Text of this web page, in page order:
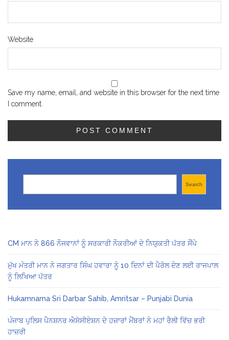
Website
Save my name, email, and website in this browser for the next time
I comment.
Search
CM ਮਾਨ ਨੇ 866 ਨੌਜਵਾਨਾਂ ਨੂੰ ਸਰਕਾਰੀ ਨੌਕਰੀਆਂ ਦੇ ਨਿਯੁਕਤੀ ਪੱਤਰ ਸੌਂਪੇ
ਮੁੱਖ ਮੰਤਰੀ ਮਾਨ ਨੇ ਜਗਤਾਰ ਸਿੰਘ ਹਵਾਰਾ ਨੂੰ 10 ਦਿਨਾਂ ਦੀ ਪੈਰੋਲ ਦੇਣ ਲਈ ਰਾਜਪਾਲ
ਨੂੰ ਲਿਖਿਆ ਪੱਤਰ
Hukamnama Sri Darbar Sahib, Amritsar – Punjabi Dunia
ਪੰਜਾਬ ਪੁਲਿਸ ਪੈਨਸ਼ਨਰ ਐਸੋਸੀਏਸ਼ਨ ਦੇ ਹਜ਼ਾਰਾਂ ਮੈਂਬਰਾਂ ਨੇ ਮਹਾਂ ਰੈਲੀ ਵਿੱਚ ਭਰੀ
ਹਾਜ਼ਰੀ